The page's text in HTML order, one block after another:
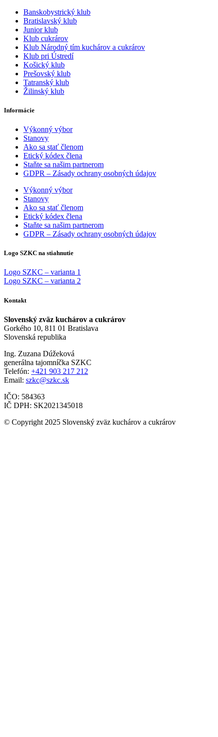
Banskobystrický klub
Bratislavský klub
Junior klub
Klub cukrárov
Klub Národný tím kuchárov a cukrárov
Klub pri Ústredí
Košický klub
Prešovský klub
Tatranský klub
Žilinský klub
Informácie
Výkonný výbor
Stanovy
Ako sa stať členom
Etický kódex člena
Staňte sa našim partnerom
GDPR – Zásady ochrany osobných údajov
Výkonný výbor
Stanovy
Ako sa stať členom
Etický kódex člena
Staňte sa našim partnerom
GDPR – Zásady ochrany osobných údajov
Logo SZKC na stiahnutie
Logo SZKC – varianta 1
Logo SZKC – varianta 2
Kontakt
Slovenský zväz kuchárov a cukrárov
Gorkého 10, 811 01 Bratislava
Slovenská republika
Ing. Zuzana Dúžeková
generálna tajomníčka SZKC
Telefón: +421 903 217 212
Email: szkc@szkc.sk
IČO: 584363
IČ DPH: SK2021345018
© Copyright 2025 Slovenský zväz kuchárov a cukrárov